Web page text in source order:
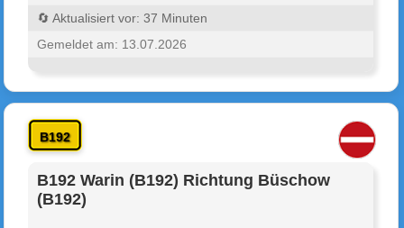
🔄 Aktualisiert vor: 37 Minuten
Gemeldet am: 13.07.2026
B192
B192 Warin (B192) Richtung Büschow
(B192)